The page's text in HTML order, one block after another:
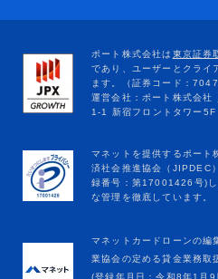
マネットカードローンの編
業協会の定める貸金業務取
(登録年月日：令和8年1月